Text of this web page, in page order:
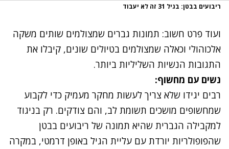
ריבועים בבטן: בגיל 31 זה לא יעבוד
ועוד פרט חשוב: תמונות גברים שמצולמים שותים משקה
אלכוהולי וכאלה שמצולמים בטיולים שונים, קיבלו את
התגובות הנשיות השליליות ביותר.
נשים עם מחשוף:
רבים יגידו שלא צריך לעשות מחקר מעמיק כדי לקבוע
שמחשופים מושכים תשומת לב, והם צודקים. רק בניגוד
למקבילה הגברית שהיא תמונה של ריבועים בבטן
שהפופולריות יורדת עם עליית הגיל באופן דרמטי, במקרה